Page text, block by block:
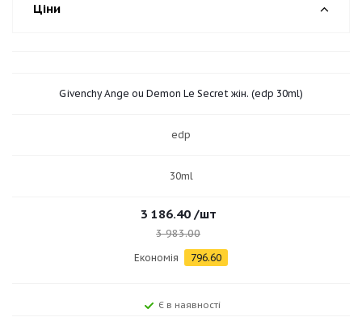
Ціни
Givenchy Ange ou Demon Le Secret жін. (edp 30ml)
edp
30ml
3 186.40 /шт
3 983.00
Економія 796.60
Є в наявності